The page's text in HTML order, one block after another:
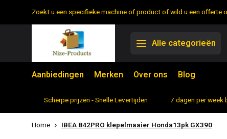
Zoekt u een specifieke machine of product of wild u een
Alle categorieën
Aanbiedingen Merken Over ons Blog
Scherpe prijzen - Snelle Levertijden 7 dagen per
Home IBEA 842PRO klepelmaaier Honda13pk GX390